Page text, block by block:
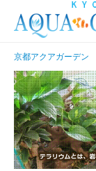
京都アクアガーデン